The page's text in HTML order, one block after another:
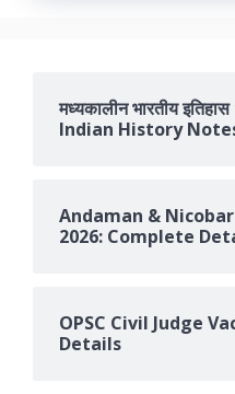
मध्यकालीन भारतीय
Indian History
Andaman &
2026: Complete
OPSC Civil Judge
Details